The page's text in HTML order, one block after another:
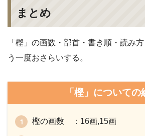
まとめ
「樫」の画数・部首・書き順・読み
う一度おさらいする。
「樫」についての
樫の画数 ：16画,15画